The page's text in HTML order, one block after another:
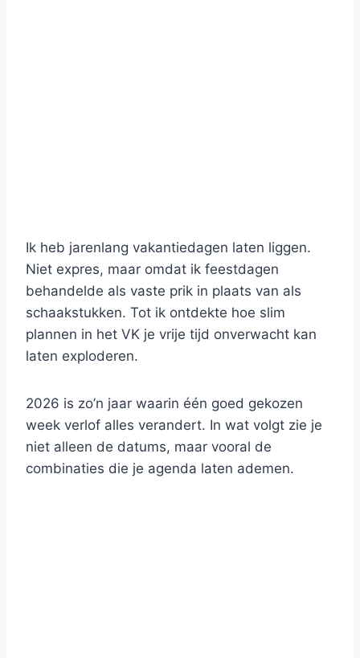
Ik heb jarenlang vakantiedagen laten liggen.
Niet expres, maar omdat ik feestdagen
behandelde als vaste prik in plaats van als
schaakstukken. Tot ik ontdekte hoe slim
plannen in het VK je vrije tijd onverwacht kan
laten exploderen.
2026 is zo’n jaar waarin één goed gekozen
week verlof alles verandert. In wat volgt zie je
niet alleen de datums, maar vooral de
combinaties die je agenda laten ademen.